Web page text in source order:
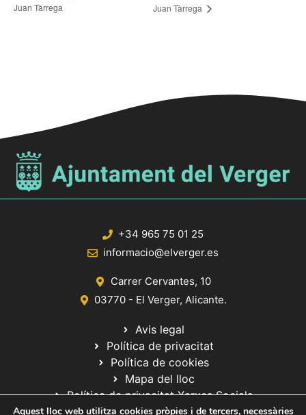
Juan Tàrrega
Juan Tàrrega
+34 965 75 01 25
informacio@elverger.es
Carrer Cervantes, 10
03770 - El Verger, Alicante.
Avis legal
Política de privacitat
Política de cookies
Mapa del lloc
Política de privacitat Xarxes Socials
Aquest lloc web utilitza cookies pròpies i de tercers, necessàries